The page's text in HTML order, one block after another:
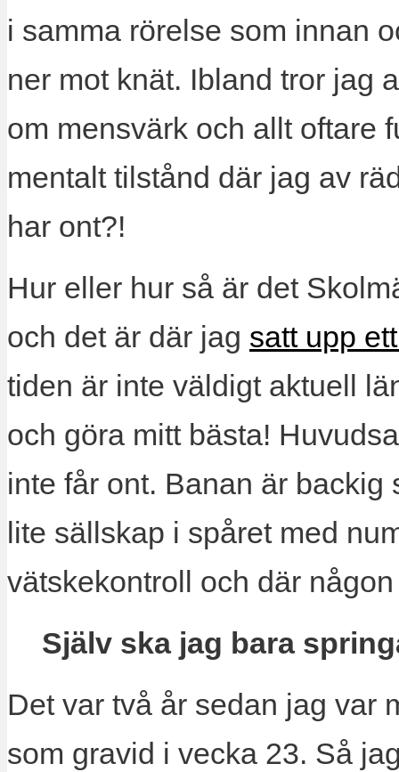
i samma rörelse som innan
ner mot knät. Ibland tror jag
om mensvärk och allt oftare
mentalt tilstånd där jag av
har ont?!
Hur eller hur så är det
och det är där jag satt upp
tiden är inte väldigt aktuell
och göra mitt bästa!
inte får ont. Banan är
lite sällskap i spåret med
vätskekontroll och där
Själv ska jag bara
Det var två år sedan jag var
som gravid i vecka 23. Så